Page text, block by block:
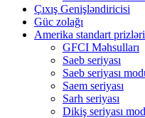
Çıxış Genişləndiricisi
Güc zolağı
Amerika standart prizləri
GFCI Məhsulları
Saeb seriyası
Saeb seriyası
Saem seriyası
Sarh seriyası
Dikiş seriyası